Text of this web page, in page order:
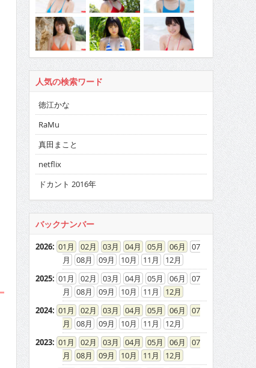
人気の検索ワード
徳江かな
RaMu
真田まこと
netflix
ドカント 2016年
バックナンバー
2026: 01 02 03 04 05 06
07
08
09 10 11
12
2025: 01 02 03 04 05 06
07
08
09 10 11
12
2024: 01 02 03 04 05 06
07
08
09 10 11
12
2023: 01 02 03 04 05 06
07
08
09 10 11
12